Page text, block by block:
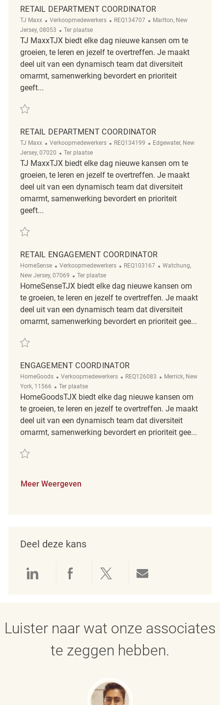
RETAIL DEPARTMENT COORDINATOR
TJ Maxx Categorie
Verkoopmedewerkers ReqId
REQ134707 Plaats
Marlton, New
Jersey, 08053
Afgelegen
Ter plaatse
TJ MaxxTJX biedt elke dag nieuwe kansen om te
groeien, te leren en jezelf te overtreffen. Je maakt
deel uit van een dynamisch team dat diversiteit
omarmt, samenwerking bevordert en prioriteit
geeft...
Redden Retail Department Coordinator REQ134707
RETAIL DEPARTMENT COORDINATOR
TJ Maxx Categorie
Verkoopmedewerkers ReqId
REQ134199 Plaats
Edgewater, New
Jersey, 07020
Afgelegen
Ter plaatse
TJ MaxxTJX biedt elke dag nieuwe kansen om te
groeien, te leren en jezelf te overtreffen. Je maakt
deel uit van een dynamisch team dat diversiteit
omarmt, samenwerking bevordert en prioriteit
geeft...
Redden Retail Department Coordinator REQ134199
RETAIL ENGAGEMENT COORDINATOR
HomeSense Categorie
Verkoopmedewerkers ReqId
REQ103167 Plaats
Watchung,
New Jersey, 07069
Afgelegen
Ter plaatse
HomeSenseTJX biedt elke dag nieuwe kansen om
te groeien, te leren en jezelf te overtreffen. Je maakt
deel uit van een dynamisch team dat diversiteit
omarmt, samenwerking bevordert en prioriteit gee...
Redden Retail Engagement Coordinator REQ103167
ENGAGEMENT COORDINATOR
HomeGoods Categorie
Verkoopmedewerkers ReqId
REQ126083 Plaats
Merrick, New
York, 11566
Afgelegen
Ter plaatse
HomeGoodsTJX biedt elke dag nieuwe kansen om
te groeien, te leren en jezelf te overtreffen. Je maakt
deel uit van een dynamisch team dat diversiteit
omarmt, samenwerking bevordert en prioriteit gee...
Redden Engagement Coordinator REQ126083
Meer Weergeven
Deel deze kans
Delen via LinkedIn
Delen via Facebook
Delen via twitter
Luister naar wat onze associates
te zeggen hebben.